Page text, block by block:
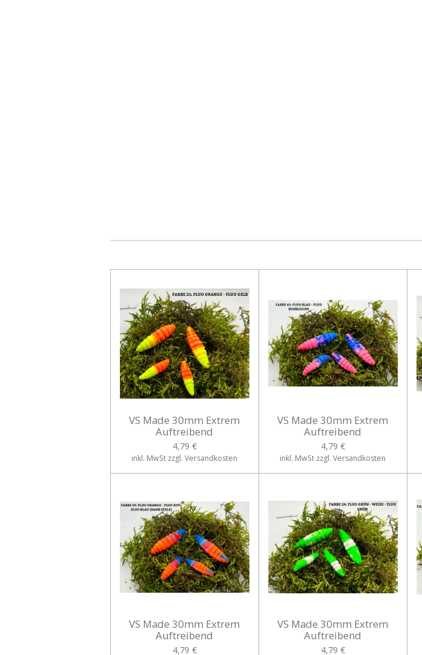
VS Made 30mm Extrem
Auftreibend
4,79 €
inkl. MwSt zzgl. Versandkosten
VS Made 30mm Extrem
Auftreibend
4,79 €
inkl. MwSt zzgl. Versandkosten
VS Made 30mm Extrem
Auftreibend
4,79 €
VS Made 30mm Extrem
Auftreibend
4,79 €